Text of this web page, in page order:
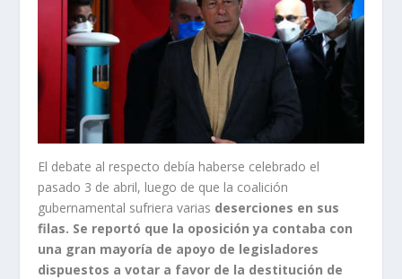
El debate al respecto debía haberse celebrado el
pasado 3 de abril, luego de que la coalición
gubernamental sufriera varias deserciones en sus
filas. Se reportó que la oposición ya contaba con
una gran mayoría de apoyo de legisladores
dispuestos a votar a favor de la destitución de